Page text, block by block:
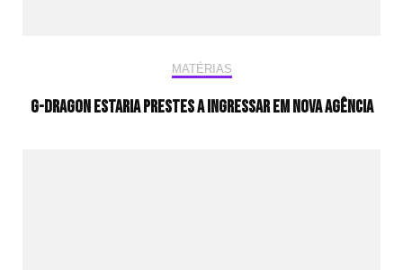
MATÉRIAS
G-Dragon estaria prestes a ingressar em nova agência